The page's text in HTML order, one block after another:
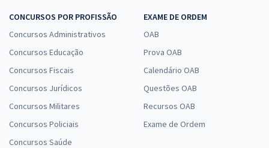
CONCURSOS POR PROFISSÃO
Concursos Administrativos
Concursos Educação
Concursos Fiscais
Concursos Jurídicos
Concursos Militares
Concursos Policiais
Concursos Saúde
EXAME DE ORDEM
OAB
Prova OAB
Calendário OAB
Questões OAB
Recursos OAB
Exame de Ordem